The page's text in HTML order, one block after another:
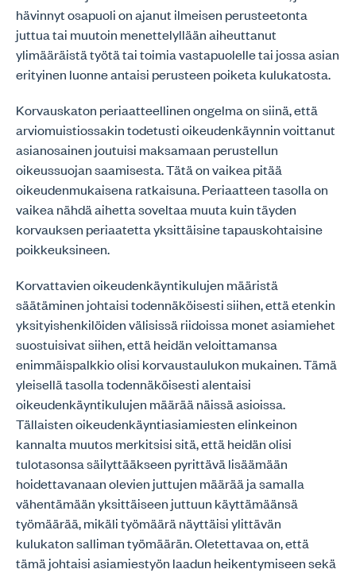
hävinnyt osapuoli on ajanut ilmeisen perusteetonta
juttua tai muutoin menettelyllään aiheuttanut
ylimääräistä työtä tai toimia vastapuolelle tai jossa asian
erityinen luonne antaisi perusteen poiketa kulukatosta.
Korvauskaton periaatteellinen ongelma on siinä, että
arviomuistiossakin todetusti oikeudenkäynnin voittanut
asianosainen joutuisi maksamaan perustellun
oikeussuojan saamisesta. Tätä on vaikea pitää
oikeudenmukaisena ratkaisuna. Periaatteen tasolla on
vaikea nähdä aihetta soveltaa muuta kuin täyden
korvauksen periaatetta yksittäisine tapauskohtaisine
poikkeuksineen.
Korvattavien oikeudenkäyntikulujen määristä
säätäminen johtaisi todennäköisesti siihen, että etenkin
yksityishenkilöiden välisissä riidoissa monet asiamiehet
suostuisivat siihen, että heidän veloittamansa
enimmäispalkkio olisi korvaustaulukon mukainen. Tämä
yleisellä tasolla todennäköisesti alentaisi
oikeudenkäyntikulujen määrää näissä asioissa.
Tällaisten oikeudenkäyntiasiamiesten elinkeinon
kannalta muutos merkitsisi sitä, että heidän olisi
tulotasonsa säilyttääkseen pyrittävä lisäämään
hoidettavanaan olevien juttujen määrää ja samalla
vähentämään yksittäiseen juttuun käyttämäänsä
työmäärää, mikäli työmäärä näyttäisi ylittävän
kulukaton salliman työmäärän. Oletettavaa on, että
tämä johtaisi asiamiestyön laadun heikentymiseen sekä